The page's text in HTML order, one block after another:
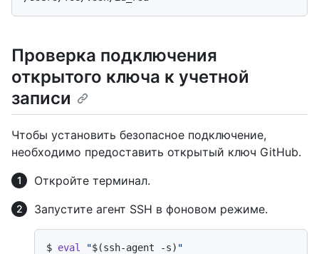
Проверка подключения
открытого ключа к учетной
записи
Чтобы установить безопасное подключение,
необходимо предоставить открытый ключ GitHub.
Откройте терминал.
Запустите агент SSH в фоновом режиме.
$ eval "$(ssh-agent -s) "